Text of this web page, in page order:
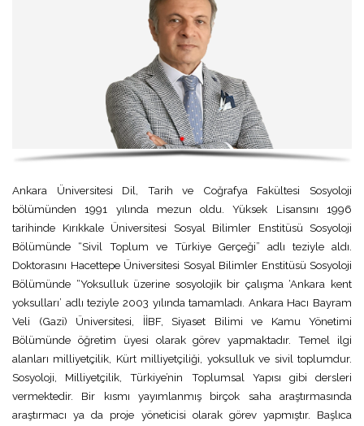
Ankara Üniversitesi Dil, Tarih ve Coğrafya Fakültesi Sosyoloji
bölümünden 1991 yılında mezun oldu. Yüksek Lisansını 1996
tarihinde Kırıkkale Üniversitesi Sosyal Bilimler Enstitüsü Sosyoloji
Bölümünde “Sivil Toplum ve Türkiye Gerçeği” adlı teziyle aldı.
Doktorasını Hacettepe Üniversitesi Sosyal Bilimler Enstitüsü Sosyoloji
Bölümünde “Yoksulluk üzerine sosyolojik bir çalışma ‘Ankara kent
yoksulları’ adlı teziyle 2003 yılında tamamladı. Ankara Hacı Bayram
Veli (Gazi) Üniversitesi, İİBF, Siyaset Bilimi ve Kamu Yönetimi
Bölümünde öğretim üyesi olarak görev yapmaktadır. Temel ilgi
alanları milliyetçilik, Kürt milliyetçiliği, yoksulluk ve sivil toplumdur.
Sosyoloji, Milliyetçilik, Türkiye’nin Toplumsal Yapısı gibi dersleri
vermektedir. Bir kısmı yayımlanmış birçok saha araştırmasında
araştırmacı ya da proje yöneticisi olarak görev yapmıştır. Başlıca